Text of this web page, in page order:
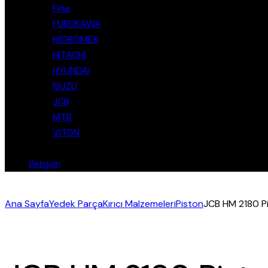
Fine
FURUKAWA
HİDROMEK
HITACHI
HYUNDAI
ISUZU
JCB
MTB
VITON
İletişim
Ana SayfaYedek ParçaKırıcı MalzemeleriPistonJCB HM 2180